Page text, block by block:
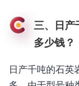
三、日产
多少钱？
日产千吨的石英